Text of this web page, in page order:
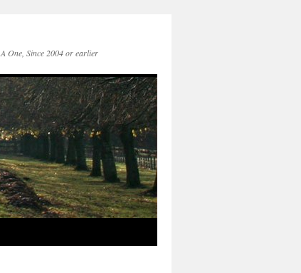
A One, Since 2004 or earlier